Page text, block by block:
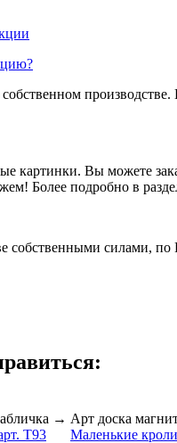
собственном
картинки. Вы можете
Более подробно в
собственными силами,
→
T93
Арт доска
Маленькие